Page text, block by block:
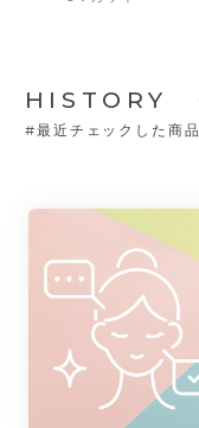
HISTORY
#最近チェックした商品